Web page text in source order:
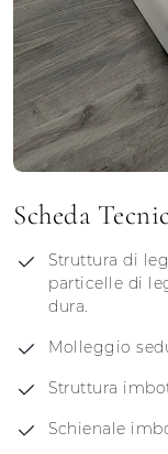
Scheda
Struttura di
particelle di
dura.
Molleggio
Struttura
Schienale